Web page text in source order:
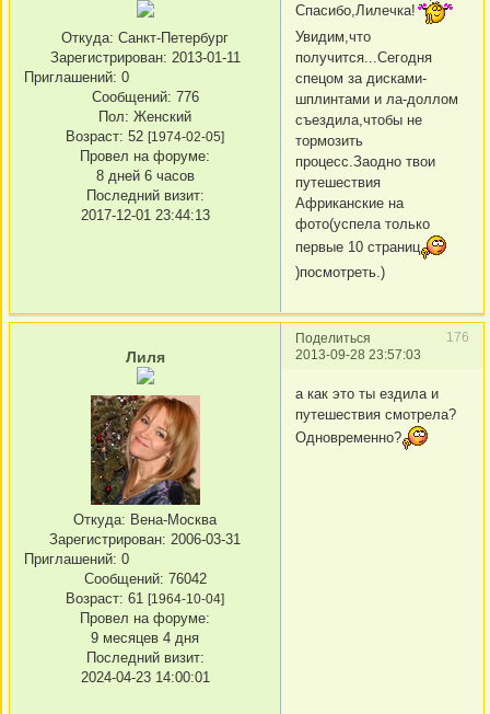
Откуда: Санкт-Петербург
Зарегистрирован: 2013-01-11
Приглашений: 0
Сообщений: 776
Пол: Женский
Возраст: 52 [1974-02-05]
Провел на форуме:
8 дней 6 часов
Последний визит:
2017-12-01 23:44:13
Спасибо,Лилечка!
Увидим,что
получится...Сегодня
спецом за дисками-
шплинтами и ла-доллом
съездила,чтобы не
тормозить
процесс.Заодно твои
путешествия
Африканские на
фото(успела только
первые 10 страниц
)посмотреть.)
Поделиться
176
2013-09-28 23:57:03
Лиля
Откуда: Вена-Москва
Зарегистрирован: 2006-03-31
Приглашений: 0
Сообщений: 76042
Возраст: 61 [1964-10-04]
Провел на форуме:
9 месяцев 4 дня
Последний визит:
2024-04-23 14:00:01
а как это ты ездила и
путешествия смотрела?
Одновременно?